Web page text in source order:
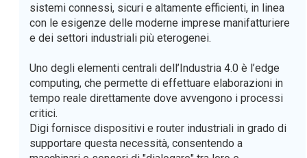
sistemi connessi, sicuri e altamente efficienti, in linea
con le esigenze delle moderne imprese manifatturiere
e dei settori industriali più eterogenei.
Uno degli elementi centrali dell’Industria 4.0 è l’edge
computing, che permette di effettuare elaborazioni in
tempo reale direttamente dove avvengono i processi
critici.
Digi fornisce dispositivi e router industriali in grado di
supportare questa necessità, consentendo a